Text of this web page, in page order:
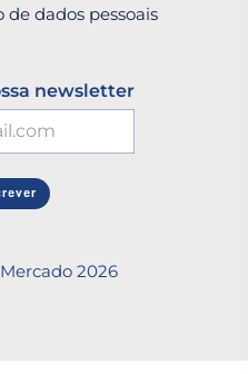
dados pessoais
newsletter
2026